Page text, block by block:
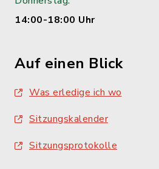
14:00-18:00 Uhr
Auf einen Blick
Was erledige ich wo
Sitzungskalender
Sitzungsprotokolle